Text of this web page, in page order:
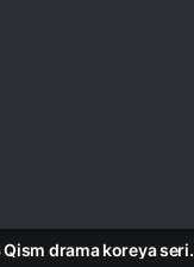
Mahoratli qiz 1-2-3-4-